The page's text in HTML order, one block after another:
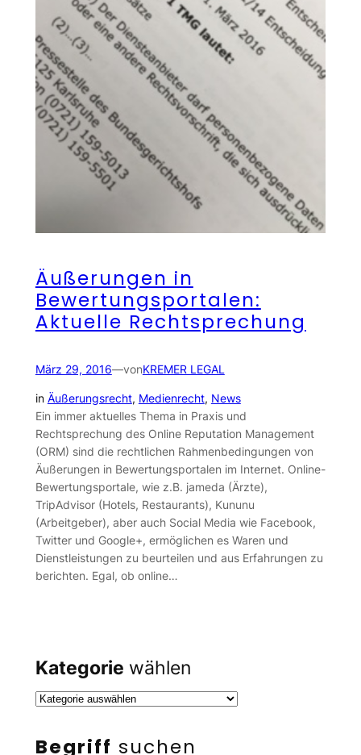
Äußerungen in
Bewertungsportalen:
Aktuelle Rechtsprechung
März 29, 2016—vonKREMER LEGAL
in Äußerungsrecht, Medienrecht, News
Ein immer aktuelles Thema in Praxis und
Rechtsprechung des Online Reputation Management
(ORM) sind die rechtlichen Rahmenbedingungen von
Äußerungen in Bewertungsportalen im Internet. Online-
Bewertungsportale, wie z.B. jameda (Ärzte),
TripAdvisor (Hotels, Restaurants), Kununu
(Arbeitgeber), aber auch Social Media wie Facebook,
Twitter und Google+, ermöglichen es Waren und
Dienstleistungen zu beurteilen und aus Erfahrungen zu
berichten. Egal, ob online…
Kategorie wählen
Begriff suchen